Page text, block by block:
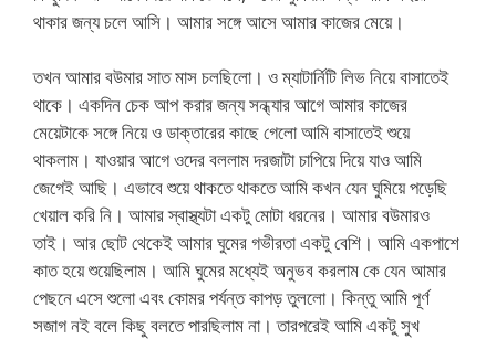
থাকার জন্য চলে আসি। আমার সঙ্গে আসে আমার কাজের মেয়ে।
তখন আমার বউমার সাত মাস চলছিলো। ও ম্যাটার্নিটি লিভ নিয়ে বাসাতেই
থাকে। একদিন চেক আপ করার জন্য সন্ধ্যার আগে আমার কাজের
মেয়েটাকে সঙ্গে নিয়ে ও ডাক্তারের কাছে গেলো আমি বাসাতেই শুয়ে
থাকলাম। যাওয়ার আগে ওদের বললাম দরজাটা চাপিয়ে দিয়ে যাও আমি
জেগেই আছি। এভাবে শুয়ে থাকতে থাকতে আমি কখন যেন ঘুমিয়ে পড়েছি
খেয়াল করি নি। আমার স্বাস্থ্যটা একটু মোটা ধরনের। আমার বউমারও
তাই। আর ছোট থেকেই আমার ঘুমের গভীরতা একটু বেশি। আমি একপাশে
কাত হয়ে শুয়েছিলাম। আমি ঘুমের মধ্যেই অনুভব করলাম কে যেন আমার
পেছনে এসে শুলো এবং কোমর পর্যন্ত কাপড় তুললো। কিন্তু আমি পূর্ণ
সজাগ নই বলে কিছু বলতে পারছিলাম না। তারপরেই আমি একটু সুখ